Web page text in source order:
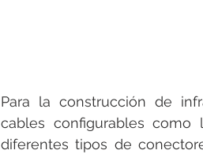
Para la construcción de
cables configurables
diferentes tipos de